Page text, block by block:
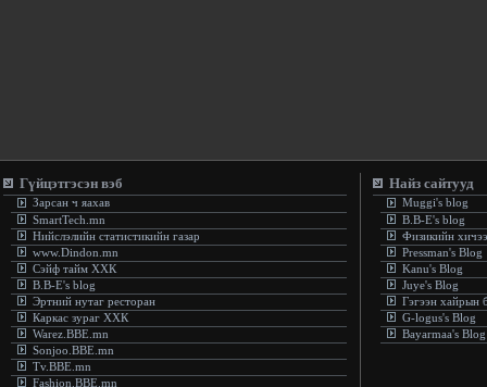
Гүйцэтгэсэн вэб
Зарсан ч яахав
SmartTech.mn
Нийслэлийн статистикийн газар
www.Dindon.mn
Сэйф тайм ХХК
B.B-E's blog
Эртний нутаг ресторан
Каркас зураг ХХК
Warez.BBE.mn
Sonjoo.BBE.mn
Tv.BBE.mn
Fashion.BBE.mn
Найз сайтууд
Muggi's blog
B.B-E's blog
Физикийн
Pressman's Blog
Kanu's Blog
Juye's Blog
Гэгээн хайрын
G-logus's Blog
Bayarmaa's Blog